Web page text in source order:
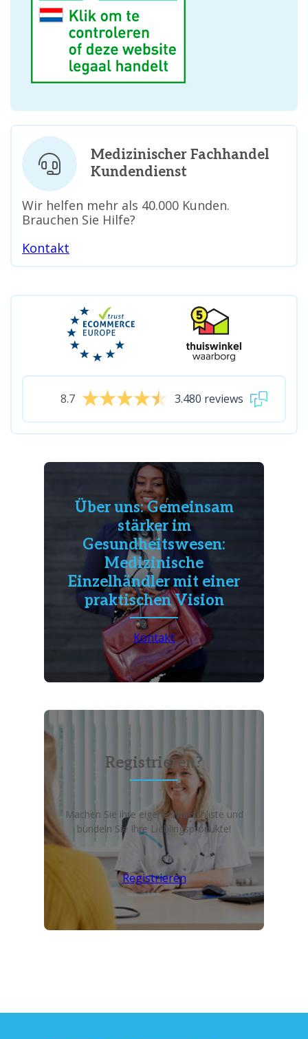
Medizinischer Fachhandel
Kundendienst
Wir helfen mehr als 40.000 Kunden.
Brauchen Sie Hilfe?
Kontakt
8.7 3.480 reviews
Über uns: Gemeinsam
stärker im
Gesundheitswesen:
Medizinische
Einzelhändler mit einer
praktischen Vision
Kontakt
Registrieren?
Machen Sie ihre eigene Wunschliste und
bündeln Sie Ihre Lieblingsprodukte!
Registrieren